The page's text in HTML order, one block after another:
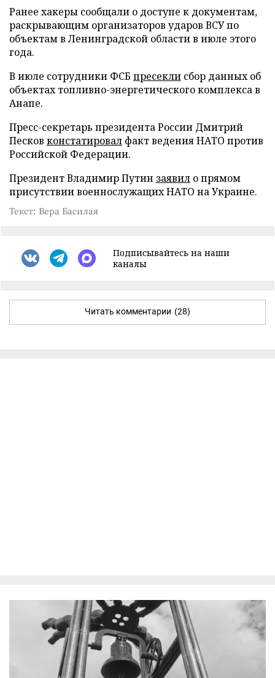
Ранее хакеры сообщали о доступе к документам,
раскрывающим организаторов ударов ВСУ по
объектам в Ленинградской области в июле этого
года.
В июле сотрудники ФСБ пресекли сбор данных об
объектах топливно-энергетического комплекса в
Анапе.
Пресс-секретарь президента России Дмитрий
Песков констатировал факт ведения НАТО против
Российской Федерации.
Президент Владимир Путин заявил о прямом
присутствии военнослужащих НАТО на Украине.
Текст: Вера Басилая
Подписывайтесь на наши
каналы
Читать комментарии (28)